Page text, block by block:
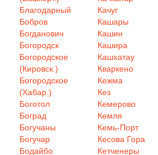
Благодарный
Бобров
Богданович
Богородск
Богородское
(Кировск.)
Богородское
(Хабар.)
Боготол
Боград
Богучаны
Богучар
Бодайбо
Качуг
Кашары
Кашин
Кашира
Кашхатау
Кваркено
Кежма
Кез
Кемерово
Кемля
Кемь-Порт
Кесова Гора
Кетченеры